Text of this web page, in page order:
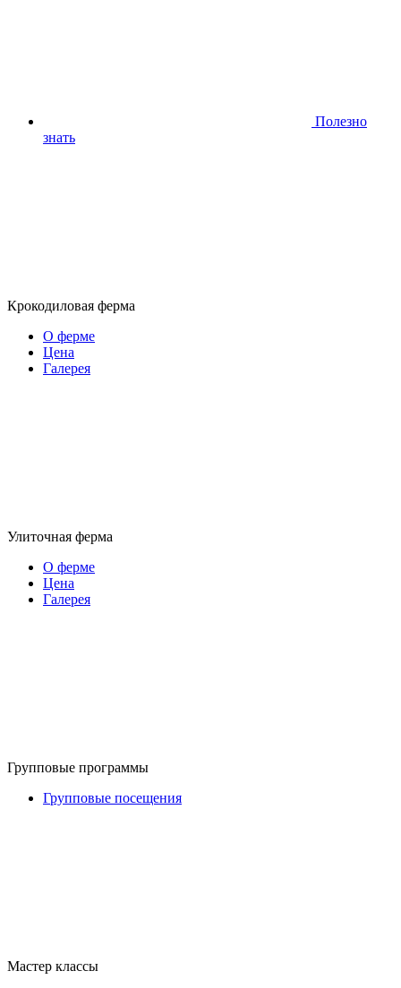
Полезно
знать
Крокодиловая ферма
О ферме
Цена
Галерея
Улиточная ферма
О ферме
Цена
Галерея
Групповые программы
Групповые посещения
Мастер классы